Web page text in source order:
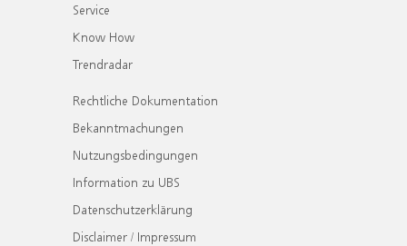
Service
Know How
Trendradar
Rechtliche Dokumentation
Bekanntmachungen
Nutzungsbedingungen
Information zu UBS
Datenschutzerklärung
Disclaimer / Impressum